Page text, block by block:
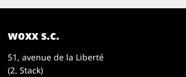
woxx s.c.
51, avenue de la Liberté
(2. Stack)